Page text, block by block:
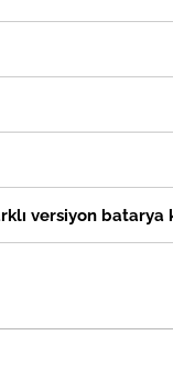
versiyon batarya